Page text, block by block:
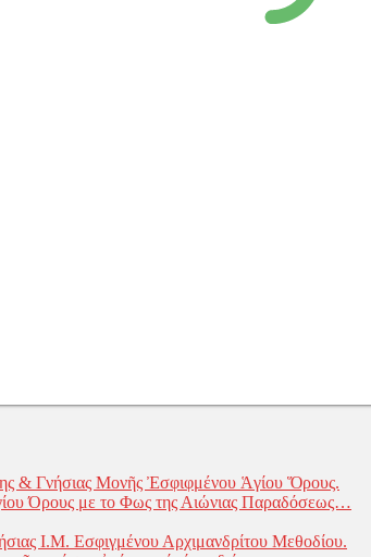
& Γνήσιας Μονῆς Ἐσφιφμένου Ἁγίου Ὅρους.
Όρους με το Φως της Αιώνιας Παραδόσεως…
Ι.Μ. Εσφιγμένου Αρχιμανδρίτου Μεθοδίου.